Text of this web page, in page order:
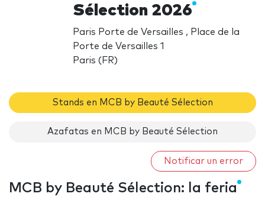
Sélection 2026
Paris Porte de Versailles , Place de la
Porte de Versailles 1
Paris (FR)
Stands en MCB by Beauté Sélection
Azafatas en MCB by Beauté Sélection
Notificar un error
MCB by Beauté Sélection: la feria